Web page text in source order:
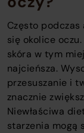
Często
się okolice
skóra w tym
najcieńsza.
przesuszanie i
znacznie
Niewłaściwa
starzenia mogą